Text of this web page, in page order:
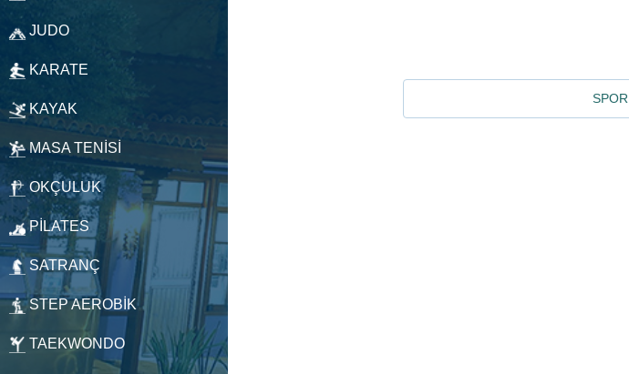
JUDO
KARATE
KAYAK
MASA TENİSİ
OKÇULUK
PİLATES
SATRANÇ
STEP AEROBİK
TAEKWONDO